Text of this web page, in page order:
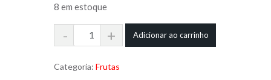
8 em estoque
Pitaya
(500g
/
Adicionar ao carrinho
Categoria: Frutas